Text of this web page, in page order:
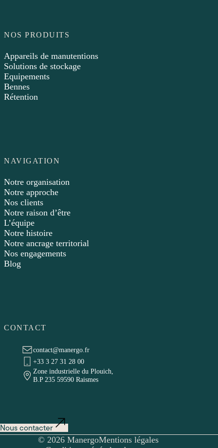
NOS PRODUITS
Appareils de manutentions
Solutions de stockage
Equipements
Bennes
Rétention
NAVIGATION
Notre organisation
Notre approche
Nos clients
Notre raison d’être
L’équipe
Notre histoire
Notre ancrage territorial
Nos engagements
Blog
CONTACT
contact@manergo.fr
+33 3 27 31 28 00
Zone industrielle du Plouich,
B.P 235 59590 Raismes
Nous contacter
© 2026 ManergoMentions légales